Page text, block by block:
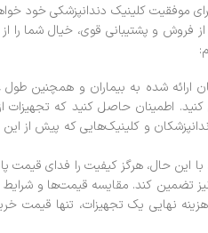
موفقیت کلینیک دندانپزشکی خود
فروش و پشتیبانی قوی، خیال شما را
ارائه شده به بیماران و همچنین طول
اطمینان حاصل کنید که تجهیزات
و کلینیک‌هایی که پیش از این
این حال، هرگز کیفیت را فدای قیمت
تضمین کند. مقایسه قیمت‌ها و شرایط
نهایی یک تجهیزات، تنها قیمت